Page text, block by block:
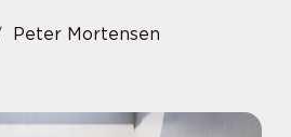
Peter Mortensen